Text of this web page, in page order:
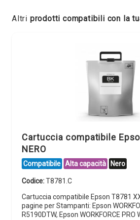
Altri prodotti compatibili con la
Cartuccia compatibile
NERO
Compatibile Alta capacità Nero
Codice:T8781.C
Cartuccia compatibile Epson T8781
pagine per Stampanti: Epson
R5190DTW, Epson WORKFORCE PRO